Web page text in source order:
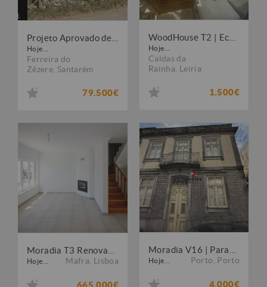
Hoje...
Ferreira do
Zêzere Santarém
79.500€
Hoje...
Caldas da
Rainha Leiria
1.500€
Hoje... Mafra Lisboa
665.000€
Hoje... Porto Porto
4.000€